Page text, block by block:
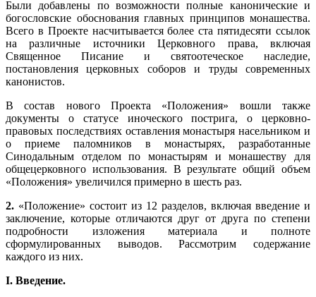
Были добавлены по возможности полные канонические и
богословские обоснования главных принципов монашества.
Всего в Проекте насчитывается более ста пятидесяти ссылок
на различные источники Церковного права, включая
Священное Писание и святоотеческое наследие,
постановления церковных соборов и труды современных
канонистов.
В состав нового Проекта «Положения» вошли также
документы о статусе иноческого пострига, о церковно-
правовых последствиях оставления монастыря насельником и
о приеме паломников в монастырях, разработанные
Синодальным отделом по монастырям и монашеству для
общецерковного использования. В результате общий объем
«Положения» увеличился примерно в шесть раз.
2. «Положение» состоит из 12 разделов, включая введение и
заключение, которые отличаются друг от друга по степени
подробности изложения материала и полноте
сформулированных выводов. Рассмотрим содержание
каждого из них.
I. Введение.